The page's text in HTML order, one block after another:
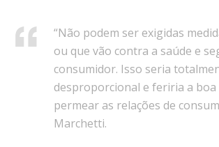
“Não podem ser exigidas
ou que vão contra a saúde e
consumidor. Isso seria
desproporcional e feriria a boa
permear as relações de
Marchetti.